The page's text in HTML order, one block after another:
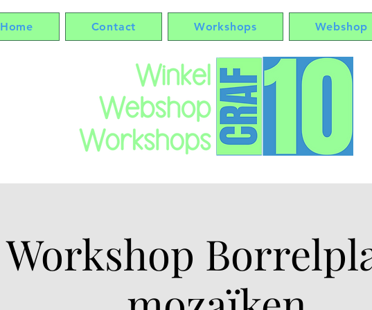
Home Contact Workshops Webshop
Workshop